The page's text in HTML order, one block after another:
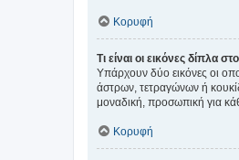
Κορυφή
Τι είναι οι εικόνες δίπλα
Υπάρχουν δύο εικόνες οι
άστρων, τετραγώνων ή
μοναδική, προσωπική για
Κορυφή